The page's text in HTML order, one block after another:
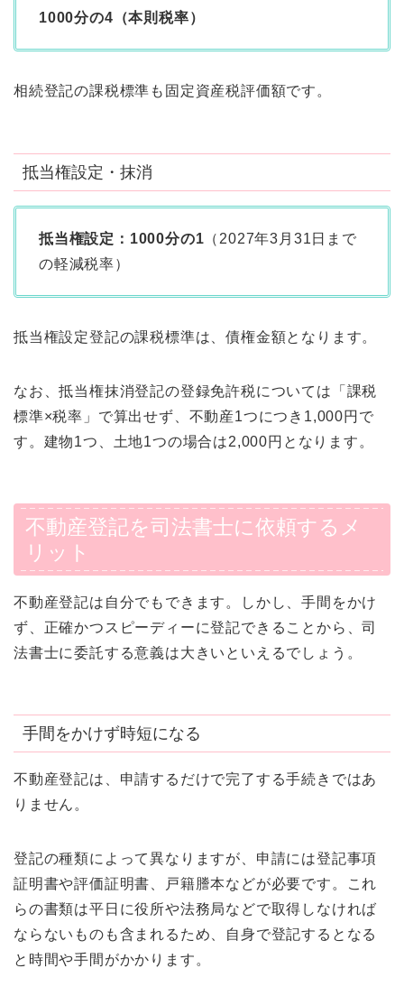
1000分の4（本則税率）
相続登記の課税標準も固定資産税評価額です。
抵当権設定・抹消
抵当権設定：1000分の1 （2027年3月31日まで
の軽減税率）
抵当権設定登記の課税標準は、債権金額となります。
なお、抵当権抹消登記の登録免許税については「課税
標準×税率」で算出せず、不動産1つにつき1,000円で
す。建物1つ、土地1つの場合は2,000円となります。
不動産登記を司法書士に依頼するメ
リット
不動産登記は自分でもできます。しかし、手間をかけ
ず、正確かつスピーディーに登記できることから、司
法書士に委託する意義は大きいといえるでしょう。
手間をかけず時短になる
不動産登記は、申請するだけで完了する手続きではあ
りません。
登記の種類によって異なりますが、申請には登記事項
証明書や評価証明書、戸籍謄本などが必要です。これ
らの書類は平日に役所や法務局などで取得しなければ
ならないものも含まれるため、自身で登記するとなる
と時間や手間がかかります。